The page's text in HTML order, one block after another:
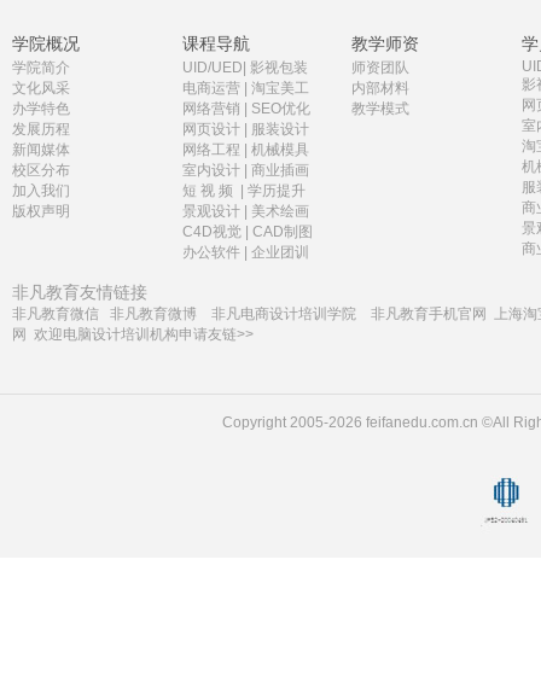
学院概况
学院简介
文化风采
办学特色
发展历程
新闻媒体
校区分布
加入我们
版权声明
课程导航
UID/UED 影视包装
电商运营| 淘宝美工
网络营销
SEO优化
网页设计|
服装设计
网络工程
机械模具
室内设计| 商业插画
短 视 频
学历提升
景观设计|
美术绘画
C4D视觉| CAD制图
办公软件| 企业团训
教学师资
师资团队
内部材料
教学模式
影
网
室
淘
机
服
商
景
商
非凡教育友情链接
非凡教育微信 非凡教育微博 非凡电商设计培训学院 非凡教育手机官网
上海
网 欢迎电脑设计培训机构申请友链>>
Copyright 2005-2026 feifanedu.com.cn ©All